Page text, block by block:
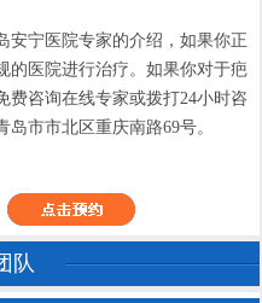
宁医院专家的介绍，如果你正
的医院进行治疗。如果你对于疤
费咨询在线专家或拨打24小时咨
岛市市北区重庆南路69号。
队